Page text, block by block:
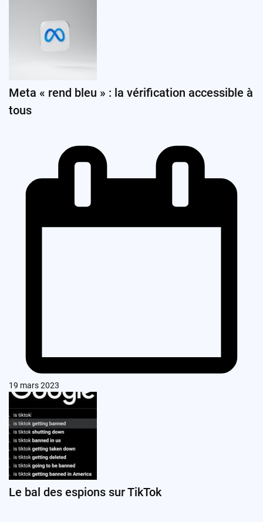
Meta « rend bleu » : la vérification accessible à
tous
19 mars 2023
Le bal des espions sur TikTok